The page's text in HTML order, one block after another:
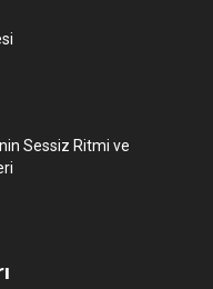
Sessiz Ritmi ve